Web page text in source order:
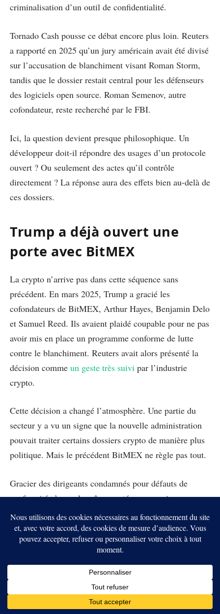
criminalisation d’un outil de confidentialité.
Tornado Cash pousse ce débat encore plus loin. Reuters
a rapporté en 2025 qu’un jury américain avait été divisé
sur l’accusation de blanchiment visant Roman Storm,
tandis que le dossier restait central pour les défenseurs
des logiciels open source. Roman Semenov, autre
cofondateur, reste recherché par le FBI.
Ici, la question devient presque philosophique. Un
développeur doit-il répondre des usages d’un protocole
ouvert ? Ou seulement des actes qu’il contrôle
directement ? La réponse aura des effets bien au-delà de
ces dossiers.
Trump a déjà ouvert une
porte avec BitMEX
La crypto n’arrive pas dans cette séquence sans
précédent. En mars 2025, Trump a gracié les
cofondateurs de BitMEX, Arthur Hayes, Benjamin Delo
et Samuel Reed. Ils avaient plaidé coupable pour ne pas
avoir mis en place un programme conforme de lutte
contre le blanchiment. Reuters avait alors présenté la
décision comme un geste très suivi par l’industrie
crypto.
Cette décision a changé l’atmosphère. Une partie du
secteur y a vu un signe que la nouvelle administration
pouvait traiter certains dossiers crypto de manière plus
politique. Mais le précédent BitMEX ne règle pas tout.
Gracier des dirigeants condamnés pour défauts de
conformité n’a pas la même portée que gracier un
fondateur associé à une fraude massive ou un
développeur lié à un protocole de confidentialité. Le tri
sera donc crucial, et il sera scruté par les marchés
La crypto veut défendre le